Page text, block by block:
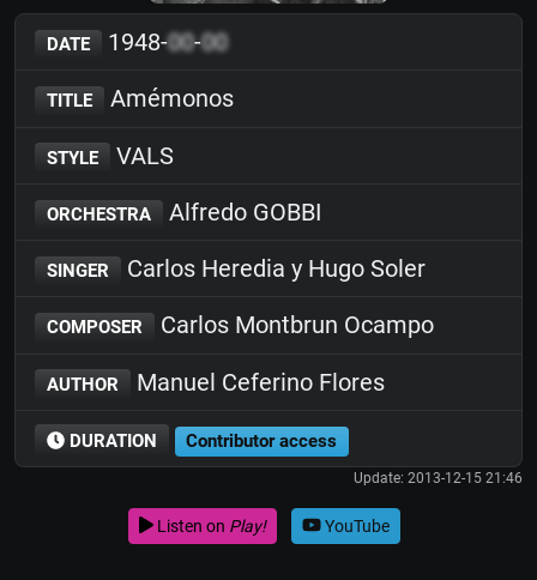
DATE 1948-00-00
TITLE Amémonos
STYLE VALS
ORCHESTRA Alfredo GOBBI
SINGER Carlos Heredia y Hugo Soler
COMPOSER Carlos Montbrun Ocampo
AUTHOR Manuel Ceferino Flores
DURATION Contributor access
Update: 2013-12-15 21:46
Listen on Play! YouTube